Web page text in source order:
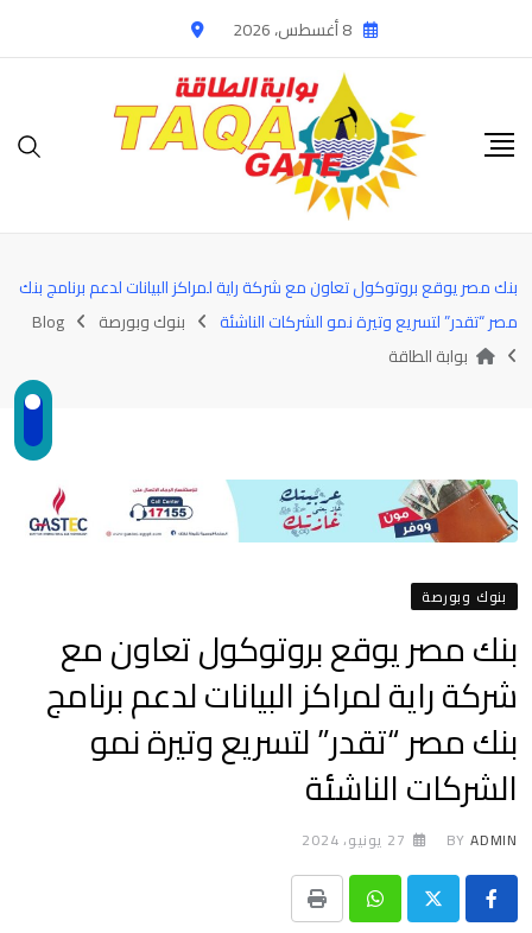
to
8 أغسطس، 2026
بنك مصر يوقع بروتوكول تعاون مع شركة راية لمراكز البيانات لدعم برنامج بنك
مصر “تقدر” لتسريع وتيرة نمو الشركات الناشئة
بنوك وبورصة
Blog
بوابة الطاقة
بنوك وبورصة
بنك مصر يوقع بروتوكول تعاون مع
شركة راية لمراكز البيانات لدعم برنامج
بنك مصر “تقدر” لتسريع وتيرة نمو
الشركات الناشئة
BY ADMIN 27 يونيو، 2024
Whatsapp
Print